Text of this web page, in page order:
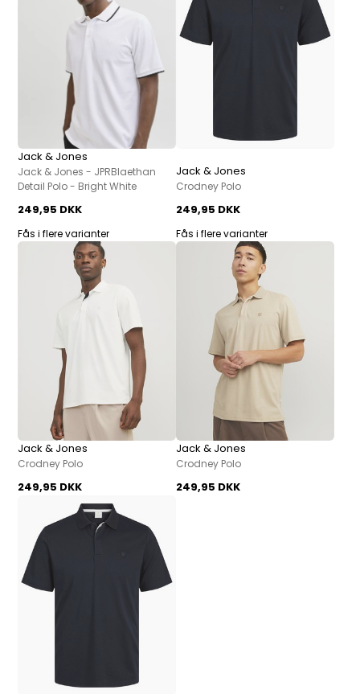
Jack & Jones
Jack & Jones - JPRBlaethan
Detail Polo - Bright White
249,95 DKK
Fås i flere varianter
Jack & Jones
Crodney Polo
249,95 DKK
Fås i flere varianter
Jack & Jones
Crodney Polo
249,95 DKK
Jack & Jones
Crodney Polo
249,95 DKK